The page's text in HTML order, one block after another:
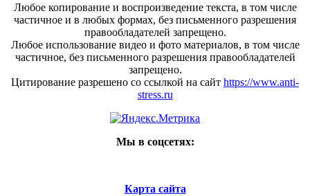
Любое копирование и воспроизведение текста, в том числе
частичное и в любых формах, без письменного разрешения
правообладателей запрещено.
Любое использование видео и фото материалов, в том числе
частичное, без письменного разрешения правообладателей
запрещено.
Цитирование разрешено со ссылкой на сайт https://www.anti-
stress.ru
Мы в соцсетях:
Карта сайта